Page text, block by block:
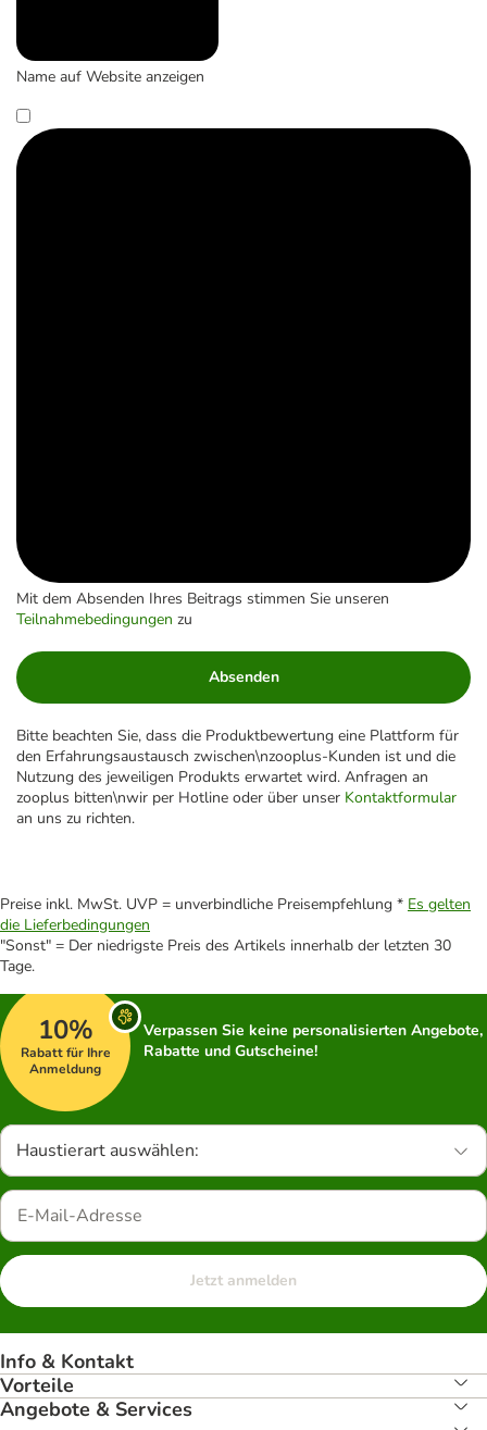
Name auf Website anzeigen
Mit dem Absenden Ihres Beitrags stimmen Sie unseren
Teilnahmebedingungen zu
Absenden
Bitte beachten Sie, dass die Produktbewertung eine Plattform für
den Erfahrungsaustausch zwischen\nzooplus-Kunden ist und die
Nutzung des jeweiligen Produkts erwartet wird. Anfragen an
zooplus bitten\nwir per Hotline oder über unser Kontaktformular
an uns zu richten.
Preise inkl. MwSt. UVP = unverbindliche Preisempfehlung * Es gelten
die Lieferbedingungen
"Sonst" = Der niedrigste Preis des Artikels innerhalb der letzten 30
Tage.
10%
Rabatt für Ihre
Anmeldung
Verpassen Sie keine personalisierten Angebote,
Rabatte und Gutscheine!
Haustierart auswählen:
Jetzt anmelden
Info & Kontakt
Vorteile
Angebote & Services